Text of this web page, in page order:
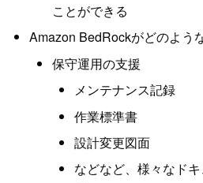
ことができる
Amazon BedRockがどのよう
保守運用の支援
メンテナンス記録
作業標準書
設計変更図面
などなど、様々なド